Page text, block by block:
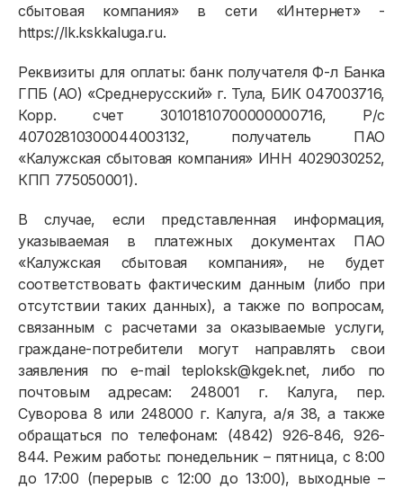
сбытовая компания» в сети «Интернет» -
https://lk.kskkaluga.ru.
Реквизиты для оплаты: банк получателя Ф-л Банка
ГПБ (АО) «Среднерусский» г. Тула, БИК 047003716,
Корр. счет 30101810700000000716, Р/с
40702810300044003132, получатель ПАО
«Калужская сбытовая компания» ИНН 4029030252,
КПП 775050001).
В случае, если представленная информация,
указываемая в платежных документах ПАО
«Калужская сбытовая компания», не будет
соответствовать фактическим данным (либо при
отсутствии таких данных), а также по вопросам,
связанным с расчетами за оказываемые услуги,
граждане-потребители могут направлять свои
заявления по e-mail teploksk@kgek.net, либо по
почтовым адресам: 248001 г. Калуга, пер.
Суворова 8 или 248000 г. Калуга, а/я 38, а также
обращаться по телефонам: (4842) 926-846, 926-
844. Режим работы: понедельник – пятница, с 8:00
до 17:00 (перерыв с 12:00 до 13:00), выходные –